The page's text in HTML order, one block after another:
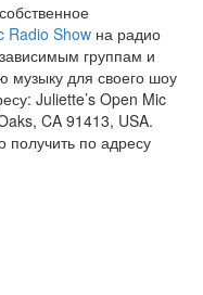
Radio Show на радио
группам и
музыку для своего шоу
Juliette’s Open Mic
CA 91413, USA.
по адресу